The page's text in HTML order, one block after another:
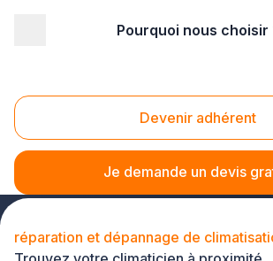
Pourquoi nous choisir
Devenir adhérent
Je demande un devis
Réparation et dépannage de
réversible
réparation et dépannage de